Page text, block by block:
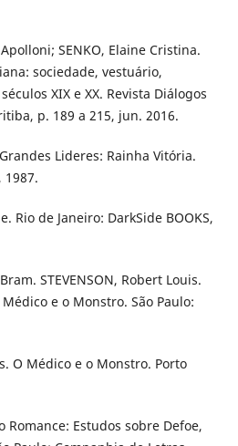
SENKO, Elaine Cristina.
sociedade, vestuário,
XIX e XX. Revista Diálogos
p. 189 a 215, jun. 2016.
Lideres: Rainha Vitória.
1987.
Rio de Janeiro: DarkSide BOOKS,
STEVENSON, Robert Louis.
e o Monstro. São Paulo:
O Médico e o Monstro. Porto
Romance: Estudos sobre Defoe,